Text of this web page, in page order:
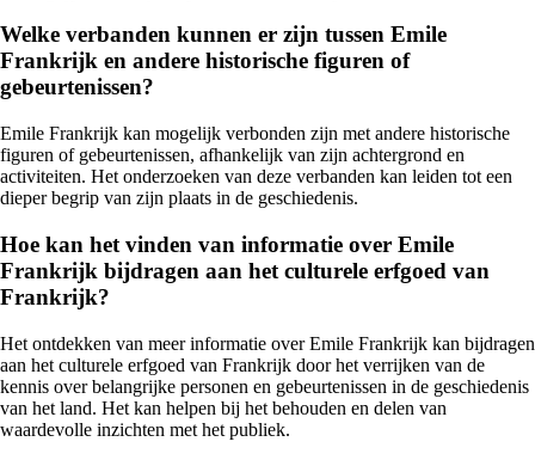
Welke verbanden kunnen er zijn tussen Emile
Frankrijk en andere historische figuren of
gebeurtenissen?
Emile Frankrijk kan mogelijk verbonden zijn met andere historische
figuren of gebeurtenissen, afhankelijk van zijn achtergrond en
activiteiten. Het onderzoeken van deze verbanden kan leiden tot een
dieper begrip van zijn plaats in de geschiedenis.
Hoe kan het vinden van informatie over Emile
Frankrijk bijdragen aan het culturele erfgoed van
Frankrijk?
Het ontdekken van meer informatie over Emile Frankrijk kan bijdragen
aan het culturele erfgoed van Frankrijk door het verrijken van de
kennis over belangrijke personen en gebeurtenissen in de geschiedenis
van het land. Het kan helpen bij het behouden en delen van
waardevolle inzichten met het publiek.